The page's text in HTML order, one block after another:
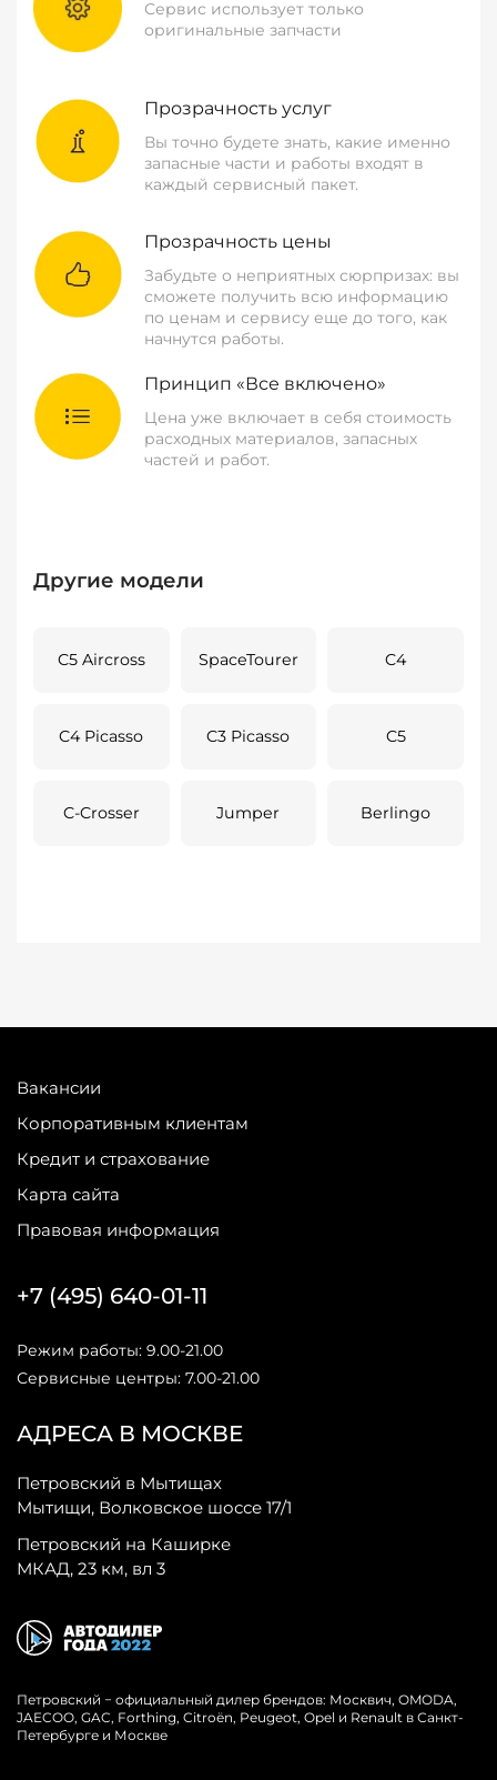
Сервис использует только
оригинальные запчасти
Прозрачность услуг
Вы точно будете знать, какие именно
запасные части и работы входят в
каждый сервисный пакет.
Прозрачность цены
Забудьте о неприятных сюрпризах: вы
сможете получить всю информацию
по ценам и сервису еще до того, как
начнутся работы.
Принцип «Все включено»
Цена уже включает в себя стоимость
расходных материалов, запасных
частей и работ.
Другие модели
C5 Aircross SpaceTourer C4
C4 Picasso C3 Picasso C5
C-Crosser Jumper Berlingo
Вакансии
Корпоративным клиентам
Кредит и страхование
Карта сайта
Правовая информация
АДРЕСА В МОСКВЕ
Петровский в Мытищах
Мытищи, Волковское шоссе 17/1
Петровский на Каширке
МКАД, 23 км, вл 3
+7 (495) 640-01-11
Режим работы: 9.00-21.00
Сервисные центры: 7.00-21.00
Петровский − официальный дилер брендов: Москвич, OMODA,
JAECOO, GAC, Forthing, Citroёn, Peugeot, Opel и Renault в Санкт-
Петербурге и Москве